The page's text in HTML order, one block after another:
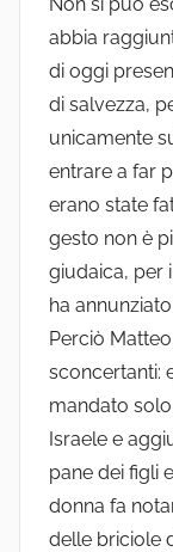
abbia
di oggi
di salvezza,
unicamente
entrare a far
erano state
gesto non è
giudaica, per
ha
Perciò
sconcertanti:
mandato
Israele e
pane dei figli
donna fa
delle briciole